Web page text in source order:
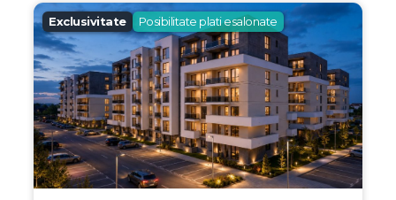
Exclusivitate Posibilitate plati esalonate